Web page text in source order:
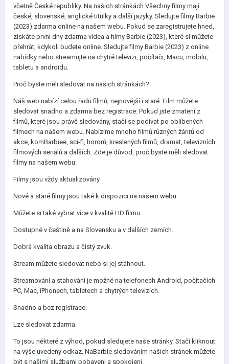
včetně České republiky. Na našich stránkách Všechny filmy mají
české, slovenské, anglické titulky a další jazyky. Sledujte filmy Barbie
(2023) zdarma online na našem webu. Pokud se zaregistrujete hned,
získáte první dny zdarma videa a filmy Barbie (2023), které si můžete
přehrát, kdykoli budete online. Sledujte filmy Barbie (2023) z online
nabídky nebo streamujte na chytré televizi, počítači, Macu, mobilu,
tabletu a androidu.
Proč byste měli sledovat na našich stránkách?
Náš web nabízí celou řadu filmů, nejnovější i staré. Film můžete
sledovat snadno a zdarma bez registrace. Pokud jste zmatení z
filmů, které jsou právě sledovány, stačí se podívat po oblíbených
filmech na našem webu. Nabízíme mnoho filmů různých žánrů od
akce, komBarbiee, sci-fi, hororů, kreslených filmů, dramat, televizních
filmových seriálů a dalších. Zde je důvod, proč byste měli sledovat
filmy na našem webu:
Filmy jsou vždy aktualizovány
Nové a staré filmy jsou také k dispozici na našem webu.
Můžete si také vybrat více v kvalitě HD filmu.
Dostupné v češtině a na Slovensku a v dalších zemích.
Dobrá kvalita obrazu a čistý zvuk.
Stream můžete sledovat nebo si jej stáhnout.
Streamování a stahování je možné na telefonech Android, počítačích
PC, Mac, iPhonech, tabletech a chytrých televizích.
Snadno a bez registrace.
Lze sledovat zdarma.
To jsou některé z výhod, pokud sledujete naše stránky. Stačí kliknout
na výše uvedený odkaz. NaBarbie sledováním našich stránek můžete
být s našimi službami pobaveni a spokojeni.